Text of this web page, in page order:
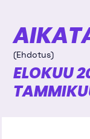
(Ehdotus)
ELOKUU